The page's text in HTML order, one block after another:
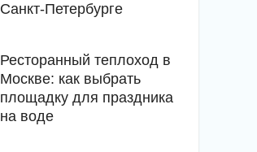
Санкт-Петербурге
Ресторанный теплоход в
Москве: как выбрать
площадку для праздника
на воде